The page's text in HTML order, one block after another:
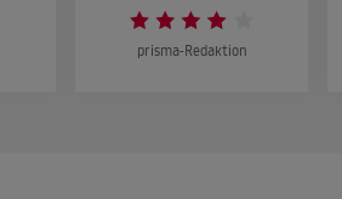
prisma-Redaktion